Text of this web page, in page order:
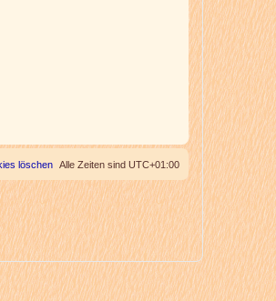
Alle Zeiten sind UTC+01:00
löschen